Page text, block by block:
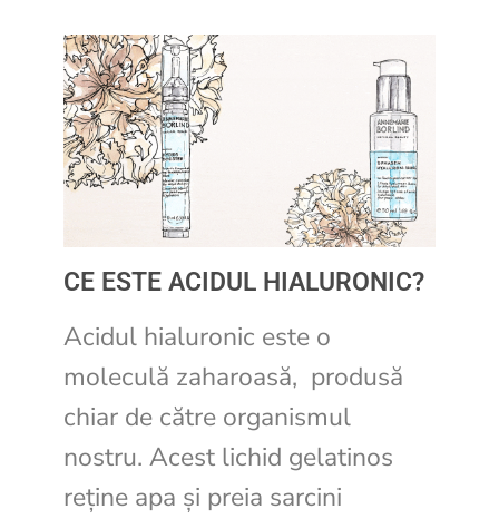
CE ESTE ACIDUL HIALURONIC?
Acidul hialuronic este o
moleculă zaharoasă, produsă
chiar de către organismul
nostru. Acest lichid gelatinos
reține apa și preia sarcini